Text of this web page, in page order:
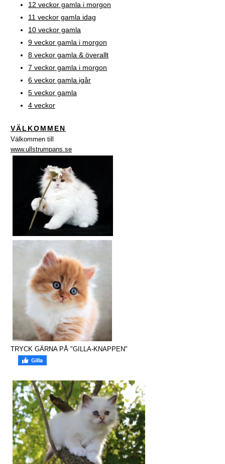
12 veckor gamla i morgon
11 veckor gamla idag
10 veckor gamla
9 veckor gamla i morgon
8 veckor gamla & överallt
7 veckor gamla i morgon
6 veckor gamla igår
5 veckor gamla
4 veckor
VÄLKOMMEN
Välkommen till
www.ullstrumpans.se
TRYCK GÄRNA PÅ "GILLA-KNAPPEN"